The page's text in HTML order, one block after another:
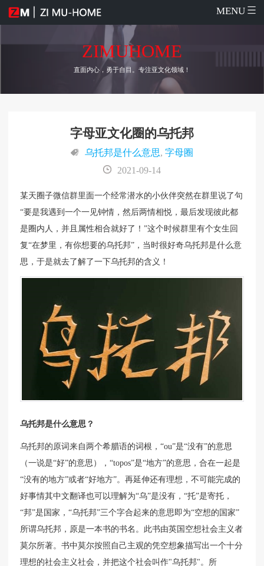
MENU
ZIMUHOME
直面内心，勇于自目。专注亚文化领域！
字母亚文化圈的乌托邦
乌托邦是什么意思, 字母圈
2021-09-14
某天圈子微信群里面一个经常潜水的小伙伴突然在群里说了句
“要是我遇到一个一见钟情，然后两情相悦，最后发现彼此都
是圈内人，并且属性相合就好了！”这个时候群里有个女生回
复“在梦里，有你想要的乌托邦”，当时很好奇乌托邦是什么意
思，于是就去了解了一下乌托邦的含义！
乌托邦是什么意思？
乌托邦的原词来自两个希腊语的词根，“ou”是“没有”的意思
（一说是“好”的意思），“topos”是“地方”的意思，合在一起是
“没有的地方”或者“好地方”。再延伸还有理想，不可能完成的
好事情其中文翻译也可以理解为“乌”是没有，“托”是寄托，
“邦”是国家，“乌托邦”三个字合起来的意思即为“空想的国家”
所谓乌托邦，原是一本书的书名。此书由英国空想社会主义者
莫尔所著。书中莫尔按照自己主观的凭空想象描写出一个十分
理想的社会主义社会，并把这个社会叫作"乌托邦"。所